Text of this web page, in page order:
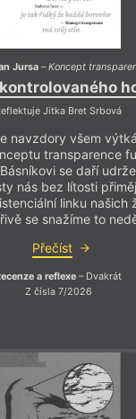
Jursa–Koncept
Jitka Bret Srbová
navzdory všem
transparence
se daří
nás bez lítosti
linku našich
se snažíme to
Přečíst
a reflexe – Dvakrát
Z čísla 7/2026